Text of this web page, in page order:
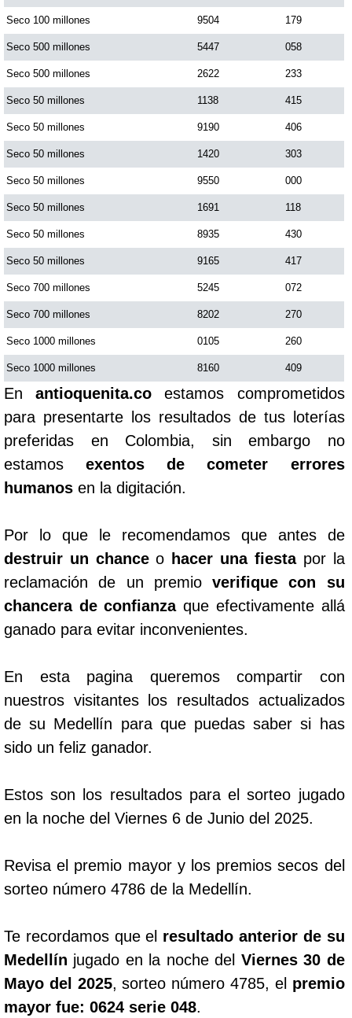
Seco 100 millones 9504 179
Seco 500 millones 5447 058
Seco 500 millones 2622 233
Seco 50 millones 1138 415
Seco 50 millones 9190 406
Seco 50 millones 1420 303
Seco 50 millones 9550 000
Seco 50 millones 1691 118
Seco 50 millones 8935 430
Seco 50 millones 9165 417
Seco 700 millones 5245 072
Seco 700 millones 8202 270
Seco 1000 millones 0105 260
Seco 1000 millones 8160 409
Enantioquenita.co estamos comprometidos
para presentarte los resultados de tus loterías
preferidas en Colombia, sin embargo no
estamosexentos de cometer errores
humanos en la digitación.
Por lo que le recomendamos que antes de
destruir un chanceo hacer una fiestapor la
reclamación de un premioverifique con su
chancera de confianzaque efectivamente allá
ganado para evitar inconvenientes.
En esta pagina queremos compartir con
nuestros visitantes los resultados actualizados
de su Medellín para que puedas saber si has
sido un feliz ganador.
Estos son los resultados para el sorteo jugado
en la noche del Viernes 6 de Junio del 2025.
Revisa el premio mayor y los premios secos del
sorteo número 4786 de la Medellín.
Te recordamos que el resultado anterior de su
Medellín jugado en la noche del Viernes 30 de
Mayo del 2025, sorteo número 4785, el premio
mayor fue: 0624 serie 048.